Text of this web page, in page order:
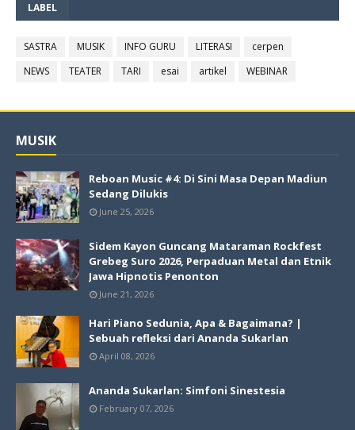
LABEL
SASTRA MUSIK INFO GURU LITERASI
cerpen
NEWS
TEATER TARI esai artikel WEBINAR
MUSIK
Reboan Music #4: Di Sini Masa Depan Madiun
Sedang Dilukis
June 25, 2026
Sidem Kayon Guncang Mataraman Rockfest
Grebeg Suro 2026, Perpaduan Metal dan Etnik
Jawa Hipnotis Penonton
June 21, 2026
Hari Piano Sedunia, Apa & Bagaimana? |
Sebuah refleksi dari Ananda Sukarlan
April 08, 2026
Ananda Sukarlan: Simfoni Sinestesia
February 07, 2026